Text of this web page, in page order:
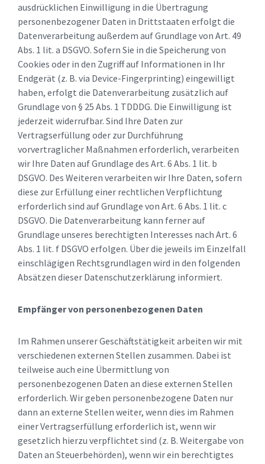
ausdrücklichen Einwilligung in die Übertragung
personenbezogener Daten in Drittstaaten erfolgt die
Datenverarbeitung außerdem auf Grundlage von Art. 49
Abs. 1 lit. a DSGVO. Sofern Sie in die Speicherung von
Cookies oder in den Zugriff auf Informationen in Ihr
Endgerät (z. B. via Device-Fingerprinting) eingewilligt
haben, erfolgt die Datenverarbeitung zusätzlich auf
Grundlage von § 25 Abs. 1 TDDDG. Die Einwilligung ist
jederzeit widerrufbar. Sind Ihre Daten zur
Vertragserfüllung oder zur Durchführung
vorvertraglicher Maßnahmen erforderlich, verarbeiten
wir Ihre Daten auf Grundlage des Art. 6 Abs. 1 lit. b
DSGVO. Des Weiteren verarbeiten wir Ihre Daten, sofern
diese zur Erfüllung einer rechtlichen Verpflichtung
erforderlich sind auf Grundlage von Art. 6 Abs. 1 lit. c
DSGVO. Die Datenverarbeitung kann ferner auf
Grundlage unseres berechtigten Interesses nach Art. 6
Abs. 1 lit. f DSGVO erfolgen. Über die jeweils im Einzelfall
einschlägigen Rechtsgrundlagen wird in den folgenden
Absätzen dieser Datenschutzerklärung informiert.
Empfänger von personenbezogenen Daten
Im Rahmen unserer Geschäftstätigkeit arbeiten wir mit
verschiedenen externen Stellen zusammen. Dabei ist
teilweise auch eine Übermittlung von
personenbezogenen Daten an diese externen Stellen
erforderlich. Wir geben personenbezogene Daten nur
dann an externe Stellen weiter, wenn dies im Rahmen
einer Vertragserfüllung erforderlich ist, wenn wir
gesetzlich hierzu verpflichtet sind (z. B. Weitergabe von
Daten an Steuerbehörden), wenn wir ein berechtigtes